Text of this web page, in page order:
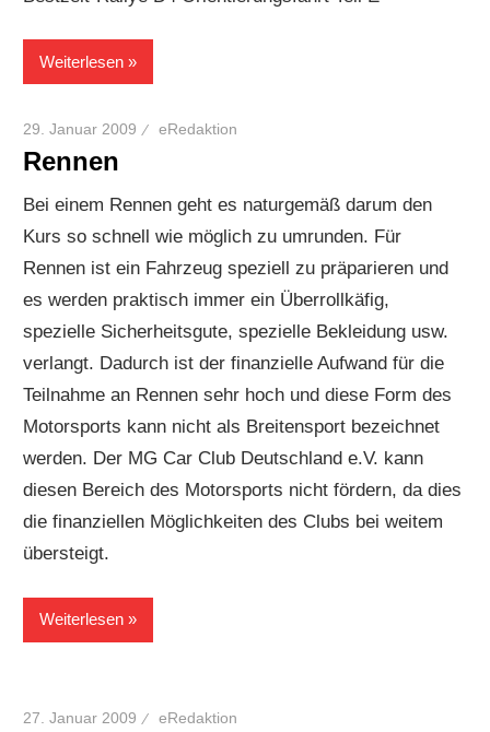
Weiterlesen
29. Januar 2009 eRedaktion
Rennen
Bei einem Rennen geht es naturgemäß darum den
Kurs so schnell wie möglich zu umrunden. Für
Rennen ist ein Fahrzeug speziell zu präparieren und
es werden praktisch immer ein Überrollkäfig,
spezielle Sicherheitsgute, spezielle Bekleidung usw.
verlangt. Dadurch ist der finanzielle Aufwand für die
Teilnahme an Rennen sehr hoch und diese Form des
Motorsports kann nicht als Breitensport bezeichnet
werden. Der MG Car Club Deutschland e.V. kann
diesen Bereich des Motorsports nicht fördern, da dies
die finanziellen Möglichkeiten des Clubs bei weitem
übersteigt.
Weiterlesen
27. Januar 2009 eRedaktion